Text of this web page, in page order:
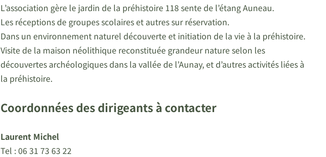
L’association gère le jardin de la préhistoire 118 sente de l’étang Auneau.
Les réceptions de groupes scolaires et autres sur réservation.
Dans un environnement naturel découverte et initiation de la vie à la préhistoire.
Visite de la maison néolithique reconstituée grandeur nature selon les
découvertes archéologiques dans la vallée de l’Aunay, et d’autres activités liées à
la préhistoire.
Coordonnées des dirigeants à contacter
Laurent Michel
Tel : 06 31 73 63 22